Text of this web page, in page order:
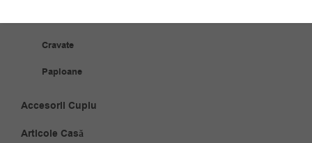
Cravate
Papioane
Accesorii Cuplu
Articole Casă